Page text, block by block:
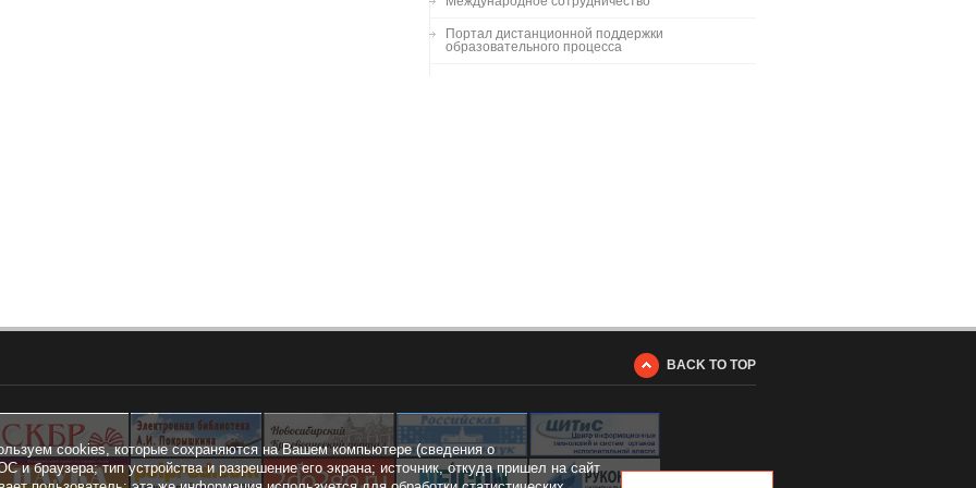
Портал дистанционной поддержки
образовательного процесса
BACK TO TOP
cookies, которые сохраняются на Вашем компьютере (сведения о
и браузера; тип устройства и разрешение его экрана; источник, откуда пришел на сайт